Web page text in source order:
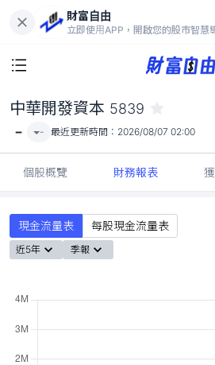
財富自由
立即使用APP，開啟您的股市智慧
-
中華開發資本 5839
- - 最近更新時間： 2026/08/07 02:00
個股概覽 財務報表
現金流量表 每股現金流量表
近5年 季報